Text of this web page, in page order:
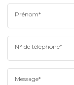
Prénom*
N° de téléphone*
Message*